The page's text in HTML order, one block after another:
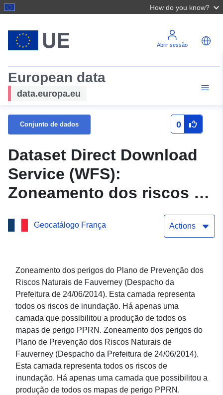
How do you know?
Abrir sessão
European data
data.europa.eu
Conjunto de dados 0
Dataset Direct Download
Service (WFS):
Zoneamento dos riscos do
PPRN de Fauverney na
Côte-d’Or
Geocatálogo França Actions
Zoneamento dos perigos do Plano de Prevenção dos
Riscos Naturais de Fauverney (Despacho da
Prefeitura de 24/06/2014). Esta camada representa
todos os riscos de inundação. Há apenas uma
camada que possibilitou a produção de todos os
mapas de perigo PPRN. Zoneamento dos perigos do
Plano de Prevenção dos Riscos Naturais de
Fauverney (Despacho da Prefeitura de 24/06/2014).
Esta camada representa todos os riscos de
inundação. Há apenas uma camada que possibilitou a
produção de todos os mapas de perigo PPRN.